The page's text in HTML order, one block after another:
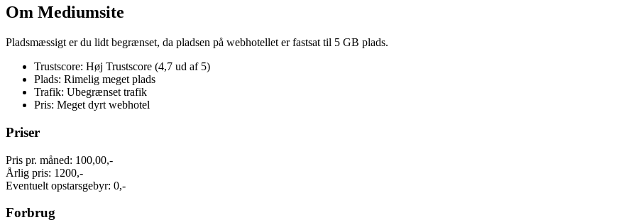
Om Mediumsite
Pladsmæssigt er du lidt begrænset, da pladsen på webhotellet er fastsat til 5 GB plads.
Trustscore: Høj Trustscore (4,7 ud af 5)
Plads: Rimelig meget plads
Trafik: Ubegrænset trafik
Pris: Meget dyrt webhotel
Priser
Pris pr. måned: 100,00,-
Årlig pris: 1200,-
Eventuelt opstarsgebyr: 0,-
Forbrug